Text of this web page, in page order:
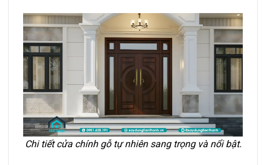
Chi tiết cửa chính gỗ tự nhiên sang trọng và nổi bật.